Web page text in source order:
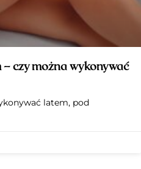
– czy można wykonywać
latem, pod